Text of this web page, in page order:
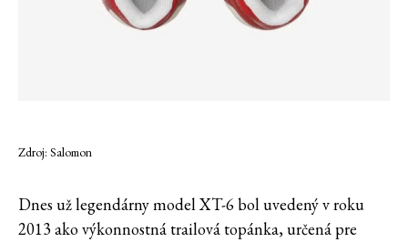
Zdroj: Salomon
Dnes už legendárny model XT-6 bol uvedený v roku
2013 ako výkonnostná trailová topánka, určená pre